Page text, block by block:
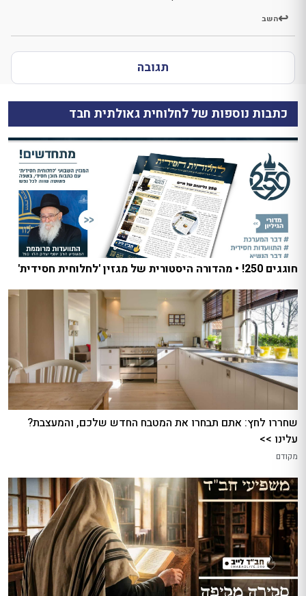
השב
תגובה
כתבות נוספות של לחלוחית גאולתית חבד
חוגגים 250! • מהדורה היסטורית של מגזין 'לחלוחית חסידית'
שחררו לחץ: אתם תבחרו את המטבח החדש שלכם, והמעצבת?
עלינו >>
מקודם